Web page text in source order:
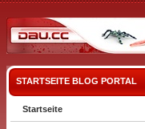
STARTSEITE BLOG PORTAL
Startseite